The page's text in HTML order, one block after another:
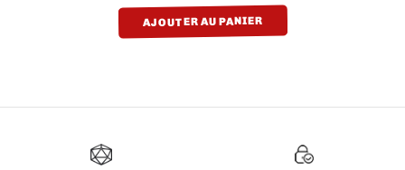
AJOUTER AU PANIER